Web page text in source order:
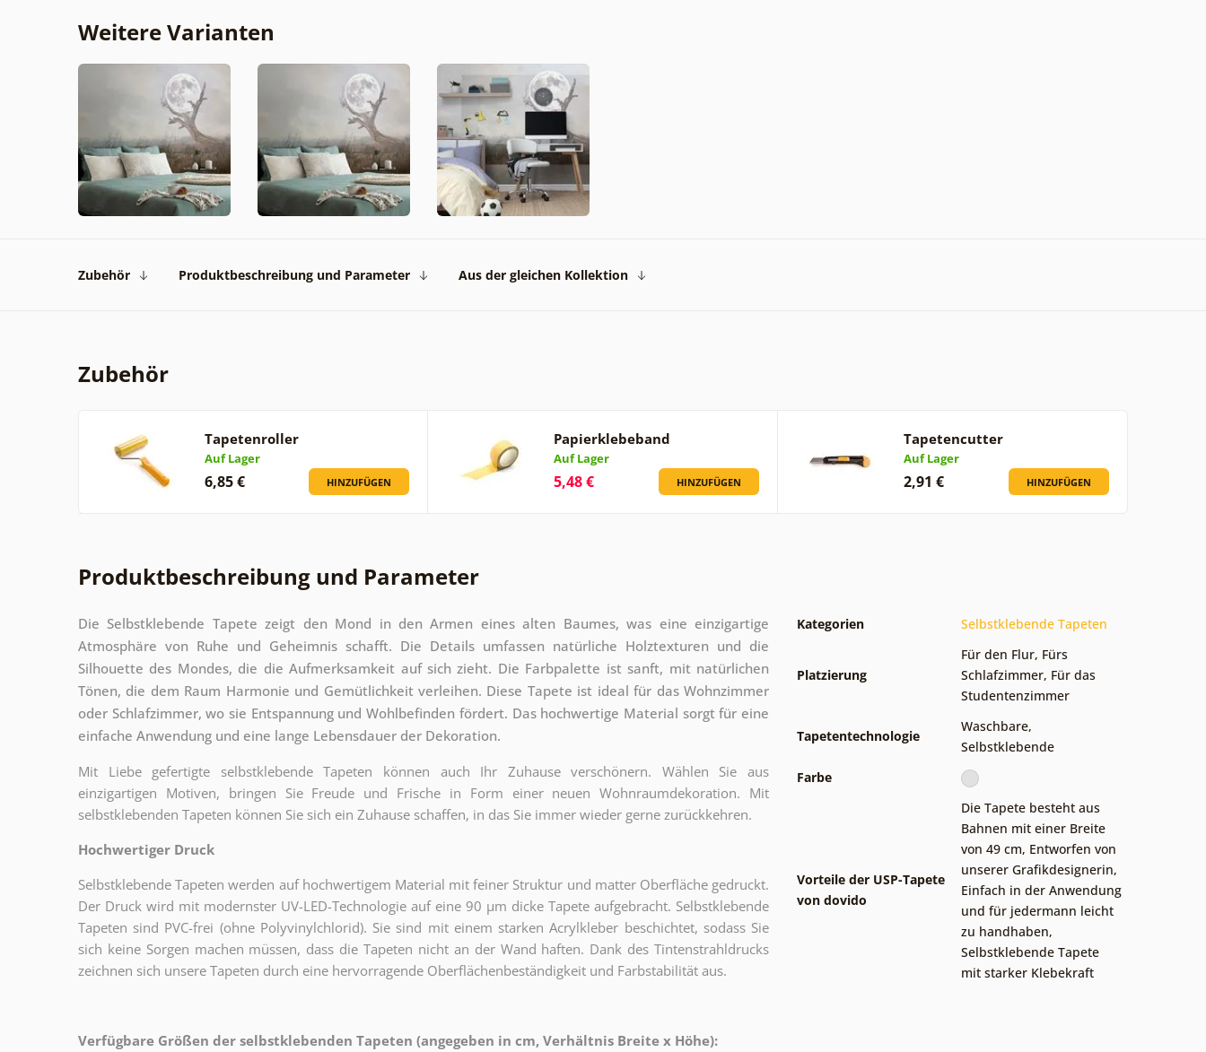
Weitere Varianten
Zubehör Produktbeschreibung und Parameter Aus der gleichen Kollektion
Zubehör
Tapetenroller
Auf Lager
6,85 € HINZUFÜGEN
Papierklebeband
Auf Lager
5,48 € HINZUFÜGEN
Tapetencutter
Auf Lager
2,91 € HINZUFÜGEN
Produktbeschreibung und Parameter
Die Selbstklebende Tapete zeigt den Mond in den Armen eines alten Baumes, was eine einzigartige
Atmosphäre von Ruhe und Geheimnis schafft. Die Details umfassen natürliche Holztexturen und die
Silhouette des Mondes, die die Aufmerksamkeit auf sich zieht. Die Farbpalette ist sanft, mit natürlichen
Tönen, die dem Raum Harmonie und Gemütlichkeit verleihen. Diese Tapete ist ideal für das Wohnzimmer
oder Schlafzimmer, wo sie Entspannung und Wohlbefinden fördert. Das hochwertige Material sorgt für eine
einfache Anwendung und eine lange Lebensdauer der Dekoration.
Mit Liebe gefertigte selbstklebende Tapeten können auch Ihr Zuhause verschönern. Wählen Sie aus
einzigartigen Motiven, bringen Sie Freude und Frische in Form einer neuen Wohnraumdekoration. Mit
selbstklebenden Tapeten können Sie sich ein Zuhause schaffen, in das Sie immer wieder gerne zurückkehren.
Hochwertiger Druck
Selbstklebende Tapeten werden auf hochwertigem Material mit feiner Struktur und matter Oberfläche gedruckt.
Der Druck wird mit modernster UV-LED-Technologie auf eine 90 µm dicke Tapete aufgebracht. Selbstklebende
Tapeten sind PVC-frei (ohne Polyvinylchlorid). Sie sind mit einem starken Acrylkleber beschichtet, sodass Sie
sich keine Sorgen machen müssen, dass die Tapeten nicht an der Wand haften. Dank des Tintenstrahldrucks
zeichnen sich unsere Tapeten durch eine hervorragende Oberflächenbeständigkeit und Farbstabilität aus.
Verfügbare Größen der selbstklebenden Tapeten (angegeben in cm, Verhältnis Breite x Höhe):
Kategorien Selbstklebende Tapeten
Platzierung
Für den Flur, Fürs
Schlafzimmer, Für das
Studentenzimmer
Tapetentechnologie
Waschbare,
Selbstklebende
Farbe
Vorteile der USP-Tapete
von dovido
Die Tapete besteht aus
Bahnen mit einer Breite
von 49 cm, Entworfen von
unserer Grafikdesignerin,
Einfach in der Anwendung
und für jedermann leicht
zu handhaben,
Selbstklebende Tapete
mit starker Klebekraft